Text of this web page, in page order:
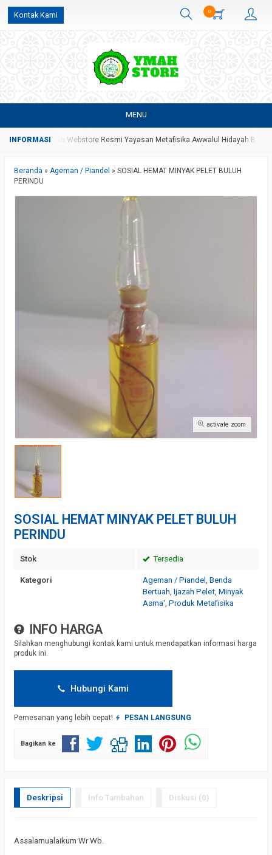
Kontak Kami 0
MENU
Merupakan Webstore Resmi Yayasan Metafisika Awwalul Hidayah Batang
Beranda » Ageman / Piandel » SOSIAL HEMAT MINYAK PELET BULUH
PERINDU
activate zoom
SOSIAL HEMAT MINYAK PELET BULUH
PERINDU
Stok Tersedia
Kategori Ageman / Piandel , Benda
Bertuah, Ijazah Pelet, Minyak
Asma', Produk Metafisika
INFO HARGA
Silahkan menghubungi kontak kami untuk mendapatkan informasi harga
produk ini.
Hubungi Kami
Pemesanan yang lebih cepat! PESAN LANGSUNG
Bagikan ke
Deskripsi Info Tambahan Diskusi (0)
Assalamualaikum Wr Wb.